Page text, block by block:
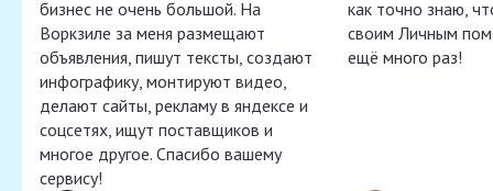
бизнес не очень большой. На
Воркзиле за меня размещают
объявления, пишут тексты, создают
инфографику, монтируют видео,
делают сайты, рекламу в яндексе и
соцсетях, ищут поставщиков и
многое другое. Спасибо вашему
сервису!
как точно знаю,
своим Личным
ещё много раз!